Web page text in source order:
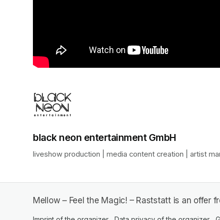
black neon entertainment GmbH
liveshow production | media content creation | artist
Mellow – Feel the Magic! – Raststatt is an offer